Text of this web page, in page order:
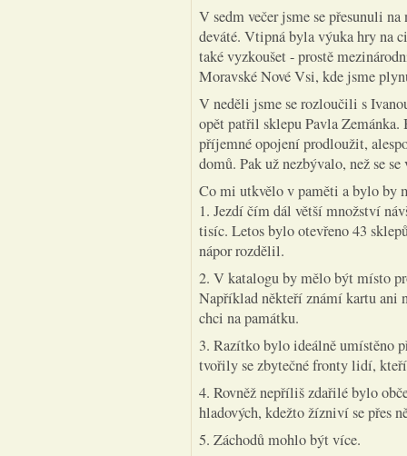
V sedm večer jsme se přesunuli
deváté. Vtipná byla výuka hry na
také vyzkoušet - prostě
Moravské Nové Vsi, kde jsme
V neděli jsme se rozloučili s
opět patřil sklepu Pavla
příjemné opojení prodloužit,
domů. Pak už nezbývalo, než se
Co mi utkvělo v paměti a bylo by
1. Jezdí čím dál větší množství
tisíc. Letos bylo otevřeno 43
nápor rozdělil.
2. V katalogu by mělo být místo
Například někteří známí kartu ani
chci na památku.
3. Razítko bylo ideálně umístěno
tvořily se zbytečné fronty lidí,
4. Rovněž nepříliš zdařilé bylo
hladových, kdežto žízniví se přes
5. Záchodů mohlo být více.